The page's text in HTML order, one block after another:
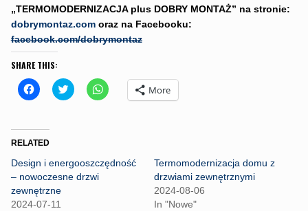
„TERMOMODERNIZACJA plus DOBRY MONTAŻ” na stronie:
dobrymontaz.comoraz na Facebooku:
facebook.com/dobrymontaz
SHARE THIS:
C
l
t
o
h
a
r
o
n
C
l
h
a
r
C
l
h
a
More
RELATED
Design i energooszczędność
– nowoczesne drzwi
zewnętrzne
2024-07-11
Termomodernizacja domu z
drzwiami zewnętrznymi
2024-08-06
In "Nowe"